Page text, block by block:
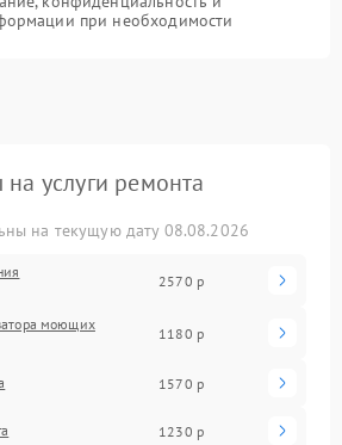
при необходимости
услуги ремонта
на текущую дату 08.08.2026
2570 р
моющих
1180 р
1570 р
1230 р